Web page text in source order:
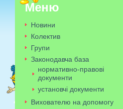
Меню
Новини
Колектив
Групи
Законодавча база
нормативно-правові
документи
установчі документи
Вихователю на допомогу